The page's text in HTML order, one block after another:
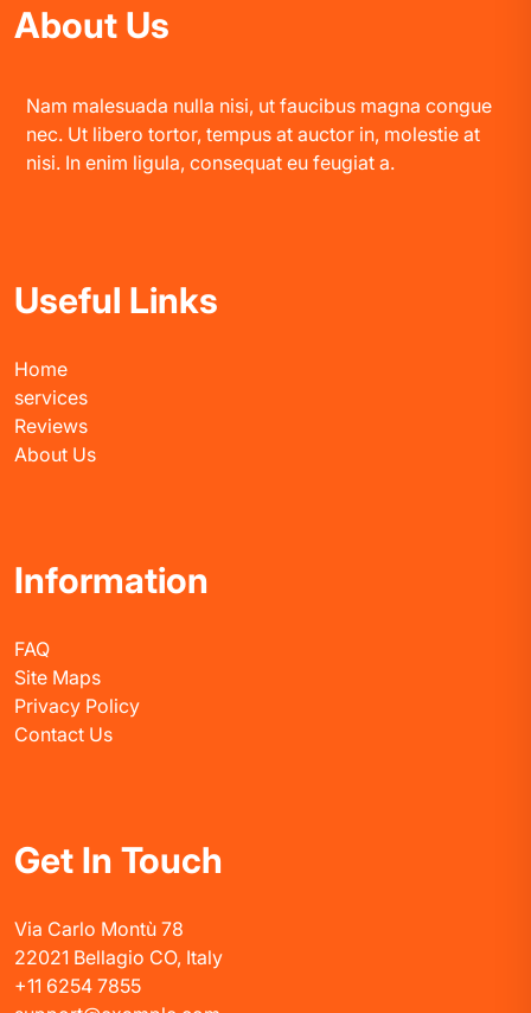
About Us
Nam malesuada nulla nisi, ut faucibus magna congue
nec. Ut libero tortor, tempus at auctor in, molestie at
nisi. In enim ligula, consequat eu feugiat a.
Useful Links
Home
services
Reviews
About Us
Information
FAQ
Site Maps
Privacy Policy
Contact Us
Get In Touch
Via Carlo Montù 78
22021 Bellagio CO, Italy
+11 6254 7855